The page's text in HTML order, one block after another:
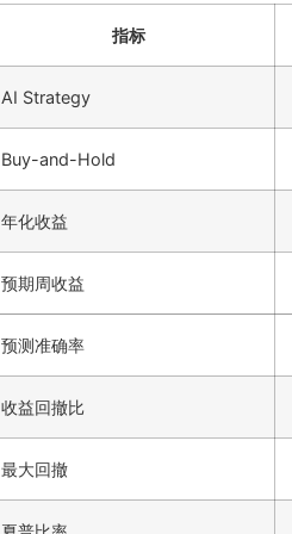
指标
AI Strategy
Buy-and-Hold
年化收益
预期周收益
预测准确率
收益回撤比
最大回撤